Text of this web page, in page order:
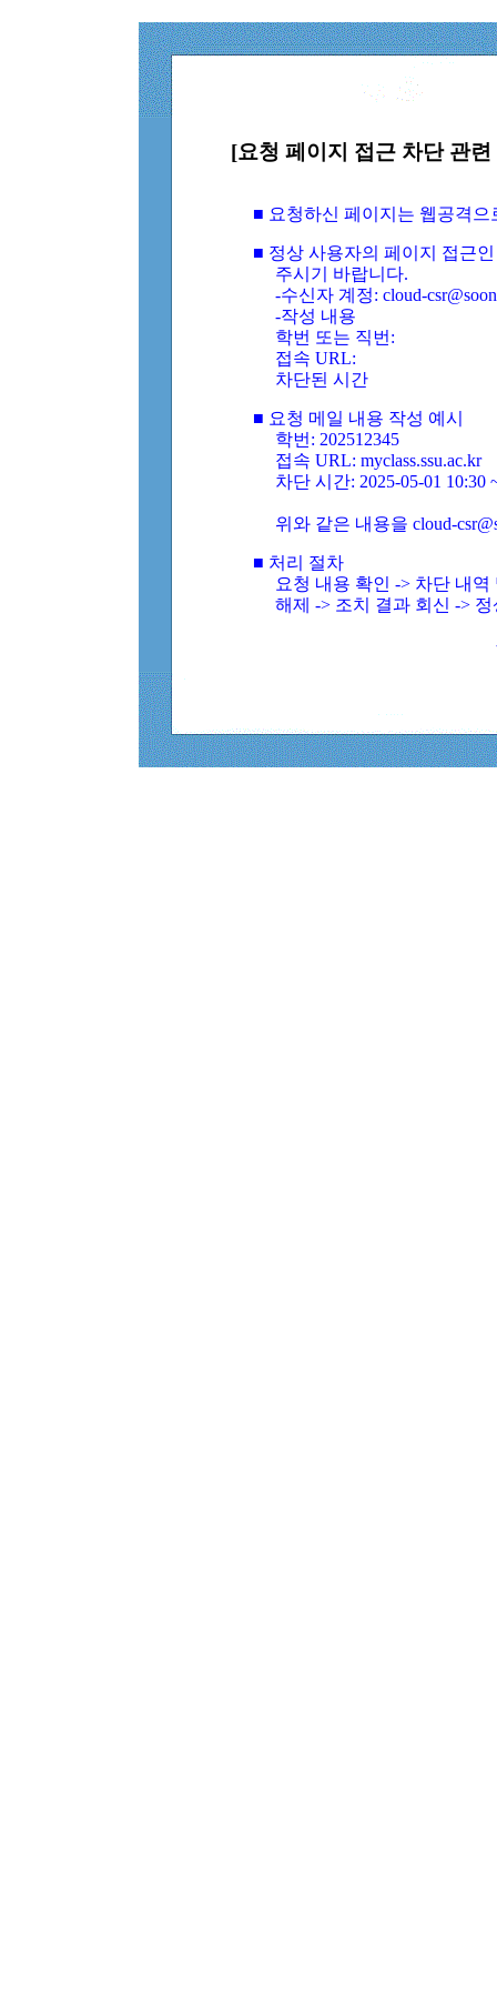
[요청 페이지 접근 차단 관
■ 요청하신 페이지는 웹공격
■ 정상 사용자의 페이지 접근
주시기 바랍니다.
-수신자 계정: cloud-
-작성 내용
학번 또는 직번:
접속 URL:
차단된 시간
■ 요청 메일 내용 작성 예시
학번: 202512345
접속 URL: myclass.ssu.ac.kr
차단 시간: 2025-05-01 10:30
위와 같은 내용을 cloud-
■ 처리 절차
요청 내용 확인 -> 차단 내
해제 -> 조치 결과 회신 ->